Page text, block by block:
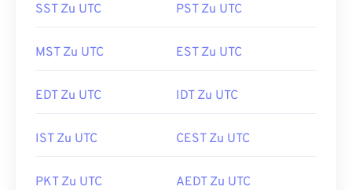
SST Zu UTC PST Zu UTC
MST Zu UTC EST Zu UTC
EDT Zu UTC IDT Zu UTC
IST Zu UTC CEST Zu UTC
PKT Zu UTC AEDT Zu UTC